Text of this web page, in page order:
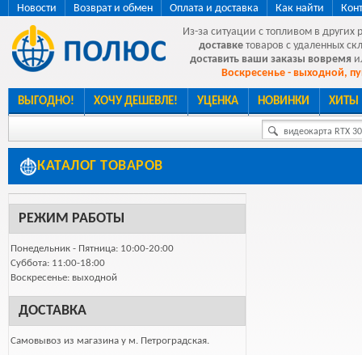
Новости Возврат и обмен Оплата и доставка Как найти
Из-за ситуации с топливом в других
доставке товаров с удаленных
доставить ваши заказы вовремя
Воскресенье - выходной,
ВЫГОДНО! ХОЧУ ДЕШЕВЛЕ! УЦЕНКА НОВИНКИ ХИТЫ
видеокарта RTX
КАТАЛОГ ТОВАРОВ
РЕЖИМ РАБОТЫ
Понедельник - Пятница: 10:00-20:00
Суббота: 11:00-18:00
Воскресенье: выходной
ДОСТАВКА
Самовывоз из магазина у м. Петроградская.